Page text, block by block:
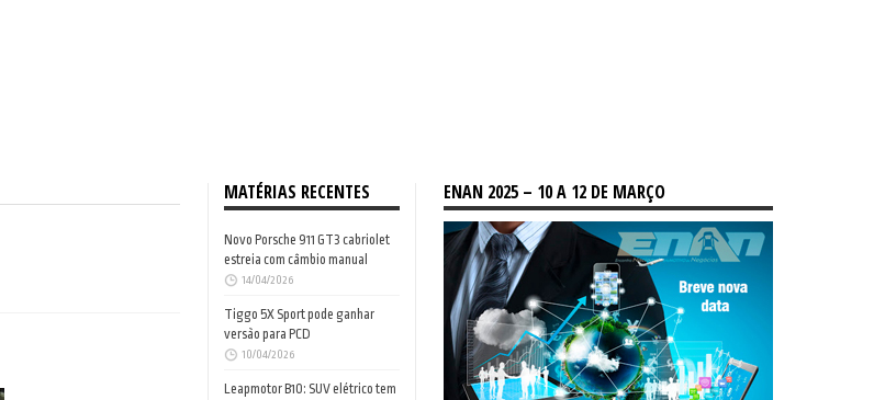
MATÉRIAS RECENTES
Novo Porsche 911 GT3 cabriolet
estreia com câmbio manual
14/04/2026
Tiggo 5X Sport pode ganhar
versão para PCD
10/04/2026
Leapmotor B10: SUV elétrico tem
ENAN 2025 – 10 A 12 DE MARÇO